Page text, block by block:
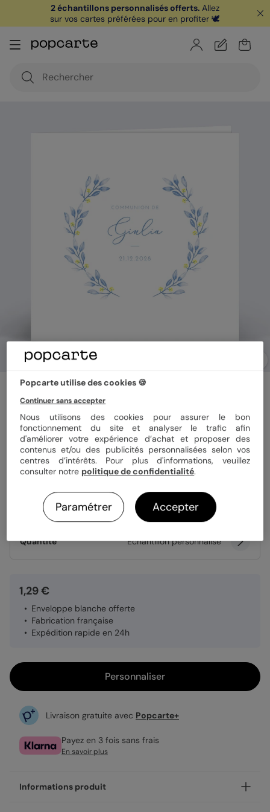
offerte avec le code
je télécharge
2 échantillons personnalisés offerts. Allez
sur vos cartes préférées pour en profiter 🕊️
Faire-part communion
Primevères
5(2avis)
Format 14x14 cm plié
Papier Papier Satiné
Quantité Échantillon personnalisé
1,29 €
Enveloppe blanche offerte
Fabrication française
Expédition rapide en 24h
Personnaliser
Livraison gratuite avec Popcarte+
Payez en 3 fois sans frais
En savoir plus
Informations produit
Popcarte utilise des cookies 🍪
Continuer sans accepter
Nous utilisons des cookies pour assurer le bon
fonctionnement du site et analyser le trafic afin
d'améliorer votre expérience d’achat et proposer des
contenus et/ou des publicités personnalisées selon vos
centres d’intérêts. Pour plus d'informations, veuillez
consulter notre politique de confidentialité.
Paramétrer Accepter